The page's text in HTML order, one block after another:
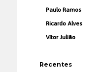
Paulo Ramos
Ricardo Alves
Vítor Julião
Recentes